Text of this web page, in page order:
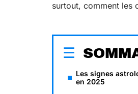
surtout, comment les
Les signes
en 2025